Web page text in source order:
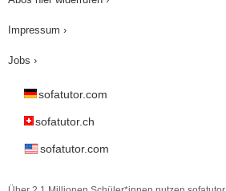
Impressum ›
Jobs ›
sofatutor.com
sofatutor.ch
sofatutor.com